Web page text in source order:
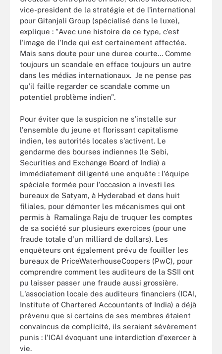
vice-president de la stratégie et de l'international
pour Gitanjali Group (spécialisé dans le luxe),
explique : "Avec une histoire de ce type, c'est
l'image de l'Inde qui est certainement affectée.
Mais sans doute pour une duree courte... Comme
toujours un scandale en efface toujours un autre
dans les médias internationaux. Je ne pense pas
qu'il faille regarder ce scandale comme un
potentiel problème indien".
Pour éviter que la suspicion ne s'installe sur
l'ensemble du jeune et florissant capitalisme
indien, les autorités locales s'activent. Le
gendarme des bourses indiennes (le Sebi,
Securities and Exchange Board of India) a
immédiatement diligenté une enquête : l'équipe
spéciale formée pour l'occasion a investi les
bureaux de Satyam, à Hyderabad et dans huit
filiales, pour démonter les mécanismes qui ont
permis à Ramalinga Raju de truquer les comptes
de sa société sur plusieurs exercices (pour une
fraude totale d'un milliard de dollars). Les
enquêteurs ont également prévu de fouiller les
bureaux de PriceWaterhouseCoopers (PwC), pour
comprendre comment les auditeurs de la SSII ont
pu laisser passer une fraude aussi grossière.
L'association locale des auditeurs financiers (ICAI,
Institute of Chartered Accountants of India) a déjà
prévenu que si certains de ses membres étaient
convaincus de complicité, ils seraient sévèrement
punis : l'ICAI évoquant une interdiction d'exercer à
vie.